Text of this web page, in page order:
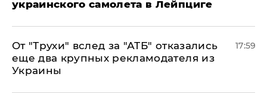
украинского самолета в Лейпциге
От "Трухи" вслед за "АТБ" отказались
еще два крупных рекламодателя из
Украины
17:59